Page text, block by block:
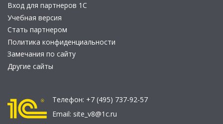
Вход для партнеров 1С
Учебная версия
Стать партнером
Политика конфиденциальности
Замечания по сайту
Другие сайты
Телефон: +7 (495) 737-92-57
Email: site_v8@1c.ru